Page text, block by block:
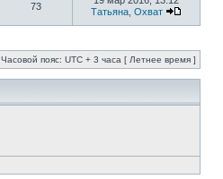
73
Татьяна, Охват
Часовой пояс: UTC + 3 часа [ Летнее время ]